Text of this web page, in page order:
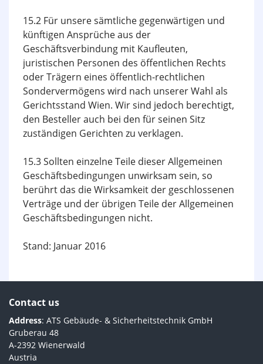
15.2 Für unsere sämtliche gegenwärtigen und
künftigen Ansprüche aus der
Geschäftsverbindung mit Kaufleuten,
juristischen Personen des öffentlichen Rechts
oder Trägern eines öffentlich-rechtlichen
Sondervermögens wird nach unserer Wahl als
Gerichtsstand Wien. Wir sind jedoch berechtigt,
den Besteller auch bei den für seinen Sitz
zuständigen Gerichten zu verklagen.
15.3 Sollten einzelne Teile dieser Allgemeinen
Geschäftsbedingungen unwirksam sein, so
berührt das die Wirksamkeit der geschlossenen
Verträge und der übrigen Teile der Allgemeinen
Geschäftsbedingungen nicht.
Stand: Januar 2016
Contact us
Address: ATS Gebäude- & Sicherheitstechnik GmbH
Gruberau 48
A-2392 Wienerwald
Austria